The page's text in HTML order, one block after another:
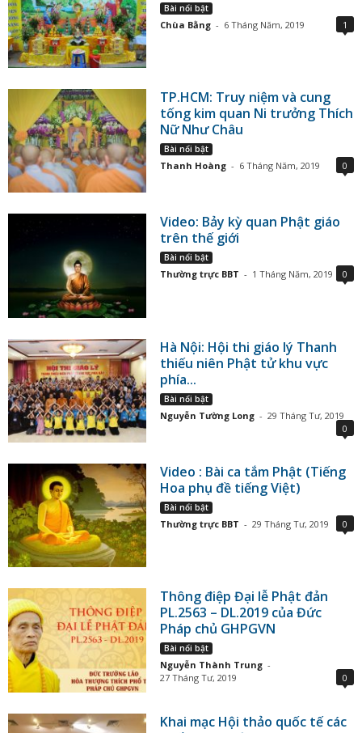
Bài nổi bật
Chùa Bằng - 6 Tháng Năm, 2019 1
TP.HCM: Truy niệm và cung
tống kim quan Ni trưởng Thích
Nữ Như Châu
Bài nổi bật
Thanh Hoàng - 6 Tháng Năm, 2019 0
Video: Bảy kỳ quan Phật giáo
trên thế giới
Bài nổi bật
Thường trực BBT - 1 Tháng Năm, 2019 0
Hà Nội: Hội thi giáo lý Thanh
thiếu niên Phật tử khu vực
phía...
Bài nổi bật
Nguyễn Tường Long - 29 Tháng Tư, 2019
0
Video : Bài ca tắm Phật (Tiếng
Hoa phụ đề tiếng Việt)
Bài nổi bật
Thường trực BBT - 29 Tháng Tư, 2019 0
Thông điệp Đại lễ Phật đản
PL.2563 – DL.2019 của Đức
Pháp chủ GHPGVN
Bài nổi bật
Nguyễn Thành Trung -
27 Tháng Tư, 2019
0
Khai mạc Hội thảo quốc tế các